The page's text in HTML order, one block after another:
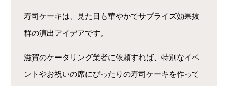
寿司ケーキは、見た目も華やかでサプライズ効果抜
群の演出アイデアです。
滋賀のケータリング業者に依頼すれば、特別なイベ
ントやお祝いの席にぴったりの寿司ケーキを作って